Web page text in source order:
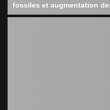
fossiles et augmentation